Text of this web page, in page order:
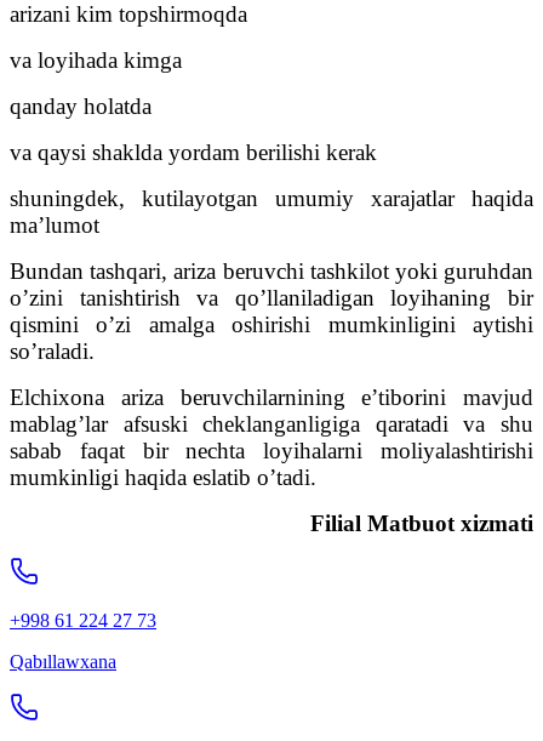
arizani kim topshirmoqda
va loyihada kimga
qanday holatda
va qaysi shaklda yordam berilishi kerak
shuningdek, kutilayotgan umumiy xarajatlar haqida
ma’lumot
Bundan tashqari, ariza beruvchi tashkilot yoki guruhdan
o’zini tanishtirish va qo’llaniladigan loyihaning bir
qismini o’zi amalga oshirishi mumkinligini aytishi
so’raladi.
Elchixona ariza beruvchilarnining e’tiborini mavjud
mablag’lar afsuski cheklanganligiga qaratadi va shu
sabab faqat bir nechta loyihalarni moliyalashtirishi
mumkinligi haqida eslatib o’tadi.
Filial Matbuot xizmati
+998 61 224 27 73
Qabıllawxana